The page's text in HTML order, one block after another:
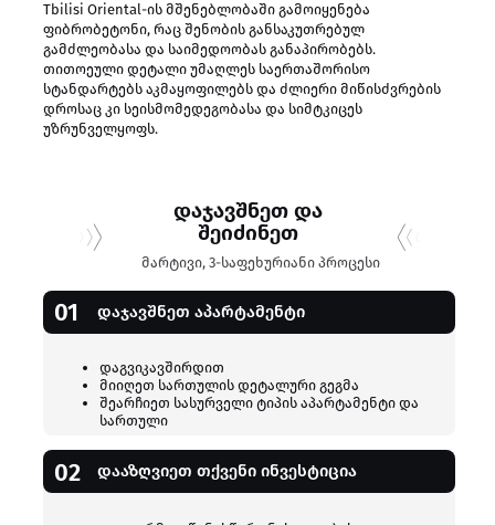
Tbilisi Oriental-ის მშენებლობაში გამოიყენება
ფიბრობეტონი, რაც შენობის განსაკუთრებულ
გამძლეობასა და საიმედოობას განაპირობებს.
თითოეული დეტალი უმაღლეს საერთაშორისო
სტანდარტებს აკმაყოფილებს და ძლიერი მიწისძვრების
დროსაც კი სეისმომედეგობასა და სიმტკიცეს
უზრუნველყოფს.
მარტივი, 3-საფეხურიანი პროცესი
02 დააზღვიეთ თქვენი ინვესტიცია
დაგვიკავშირდით
მიიღეთ სართულის დეტალური გეგმა
შეარჩიეთ სასურველი ტიპის აპარტამენტი და
სართული
01 დაჯავშნეთ აპარტამენტი
დაჯავშნეთ და
შეიძინეთ